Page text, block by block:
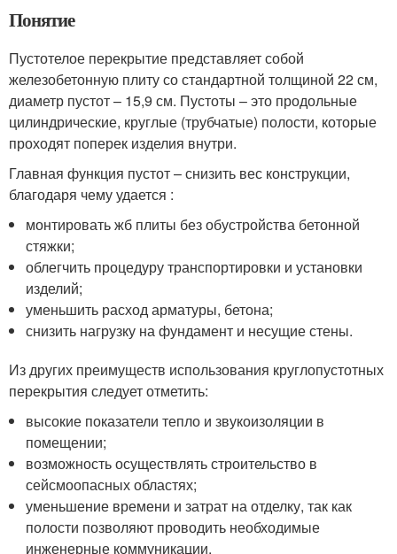
Понятие
Пустотелое перекрытие представляет собой
железобетонную плиту со стандартной толщиной 22 см,
диаметр пустот – 15,9 см. Пустоты – это продольные
цилиндрические, круглые (трубчатые) полости, которые
проходят поперек изделия внутри.
Главная функция пустот – снизить вес конструкции,
благодаря чему удается :
монтировать жб плиты без обустройства бетонной
стяжки;
облегчить процедуру транспортировки и установки
изделий;
уменьшить расход арматуры, бетона;
снизить нагрузку на фундамент и несущие стены.
Из других преимуществ использования круглопустотных
перекрытия следует отметить:
высокие показатели тепло и звукоизоляции в
помещении;
возможность осуществлять строительство в
сейсмоопасных областях;
уменьшение времени и затрат на отделку, так как
полости позволяют проводить необходимые
инженерные коммуникации.